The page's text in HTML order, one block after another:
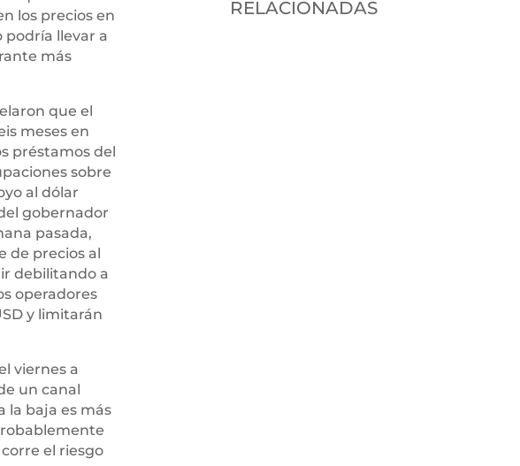
los precios en
podría llevar a
más
que el
meses en
préstamos del
sobre
al dólar
gobernador
pasada,
de precios al
debilitando a
operadores
y limitarán
viernes a
un canal
la baja es más
el riesgo
RELACIONADAS